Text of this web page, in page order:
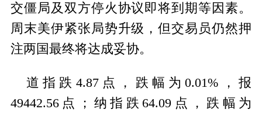
交僵局及双方停火协议即将到期等因素。
周末美伊紧张局势升级，但交易员仍然押
注两国最终将达成妥协。
道指跌4.87点，跌幅为0.01%，报
49442.56点；纳指跌64.09点，跌幅为